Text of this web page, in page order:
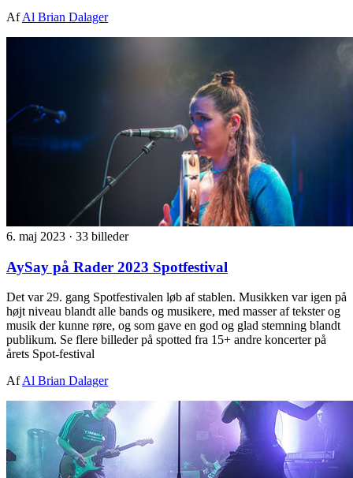
AfAl Brian Dalager
6. maj 2023 · 33 billeder
AySay på Rader 2023 Spotfestival
Det var 29. gang Spotfestivalen løb af stablen. Musikken var igen på
højt niveau blandt alle bands og musikere, med masser af tekster og
musik der kunne røre, og som gave en god og glad stemning blandt
publikum. Se flere billeder på spotted fra 15+ andre koncerter på
årets Spot-festival
AfAl Brian Dalager